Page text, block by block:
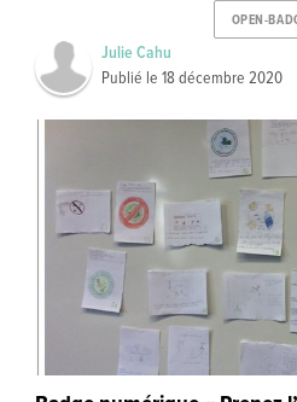
OPEN-
Julie Cahu
Publié le 18 décembre 2020